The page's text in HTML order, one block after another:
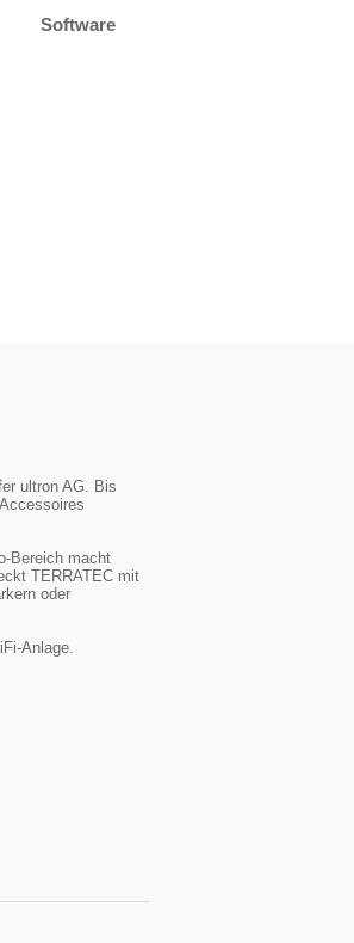
Software
ultron AG. Bis
Bereich macht
TERRATEC mit
oder
Anlage.